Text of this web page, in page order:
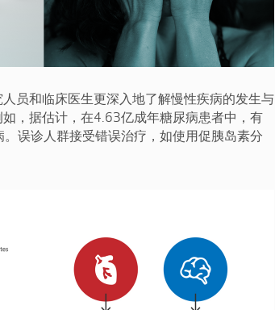
员和临床医生更深入地了解慢性疾病的发生与
，据估计，在4.63亿成年糖尿病患者中，有
误诊人群接受错误治疗，如使用促胰岛素分